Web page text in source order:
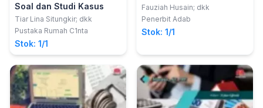
Soal dan Studi Kasus
Tiar Lina Situngkir; dkk
Pustaka Rumah C1nta
Stok: 1/1
Fauziah Husain; dkk
Penerbit Adab
Stok: 1/1